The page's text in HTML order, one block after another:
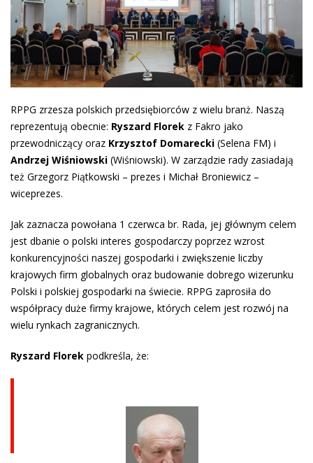
RPPG zrzesza polskich przedsiębiorców z wielu branż. Naszą
reprezentują obecnie: Ryszard Florek z Fakro jako
przewodniczący oraz Krzysztof Domarecki (Selena FM) i
Andrzej Wiśniowski (Wiśniowski). W zarządzie rady zasiadają
też Grzegorz Piątkowski – prezes i Michał Broniewicz –
wiceprezes.
Jak zaznacza powołana 1 czerwca br. Rada, jej głównym celem
jest dbanie o polski interes gospodarczy poprzez wzrost
konkurencyjności naszej gospodarki i zwiększenie liczby
krajowych firm globalnych oraz budowanie dobrego wizerunku
Polski i polskiej gospodarki na świecie. RPPG zaprosiła do
współpracy duże firmy krajowe, których celem jest rozwój na
wielu rynkach zagranicznych.
Ryszard Florek podkreśla, że: